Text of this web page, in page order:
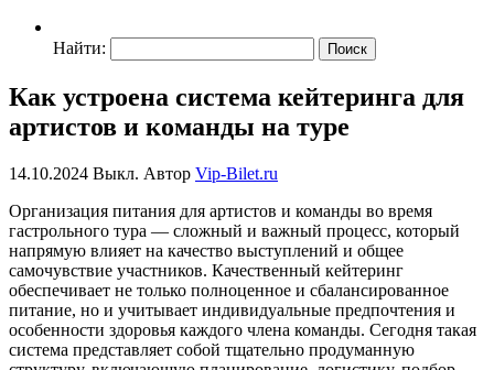
Найти:
Как устроена система кейтеринга для
артистов и команды на туре
14.10.2024 Выкл. Автор Vip-Bilet.ru
Организация питания для артистов и команды во время
гастрольного тура — сложный и важный процесс, который
напрямую влияет на качество выступлений и общее
самочувствие участников. Качественный кейтеринг
обеспечивает не только полноценное и сбалансированное
питание, но и учитывает индивидуальные предпочтения и
особенности здоровья каждого члена команды. Сегодня такая
система представляет собой тщательно продуманную